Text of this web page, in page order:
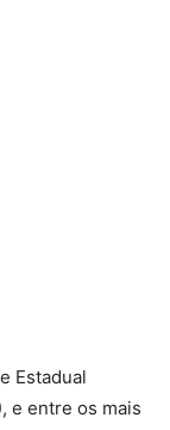
Estadual
e entre os mais